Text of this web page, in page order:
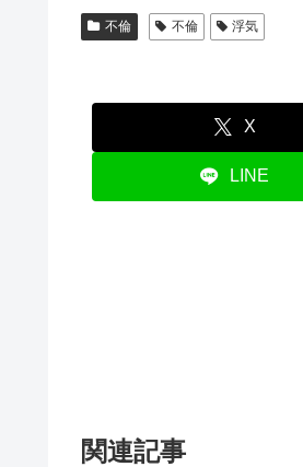
不倫 不倫 浮気
X
LINE
関連記事